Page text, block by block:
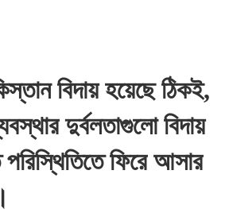
বিদায় হয়েছে ঠিকই,
দুর্বলতাগুলো বিদায়
পরিস্থিতিতে ফিরে আসার